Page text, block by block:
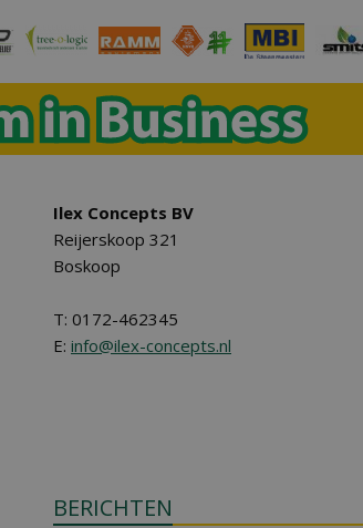
Ilex Concepts BV
Reijerskoop 321
Boskoop
T: 0172-462345
E: info@ilex-concepts.nl
BERICHTEN